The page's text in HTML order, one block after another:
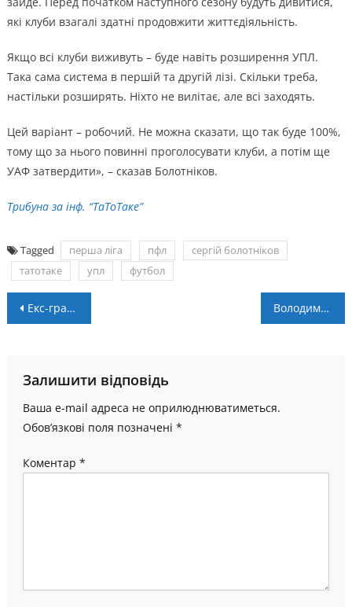
які клуби взагалі здатні продовжити життєдіяльність.
Якщо всі клуби виживуть – буде навіть розширення УПЛ.
Така сама система в першій та другій лізі. Скільки треба,
настільки розширять. Ніхто не вилітає, але всі заходять.
Цей варіант – робочий. Не можна сказати, що так буде 100%,
тому що за нього повинні проголосувати клуби, а потім ще
УАФ затвердити», – сказав Болотніков.
Трибуна за інф. “ТаТоТаке”
Tagged перша ліга пфл
сергій болотніков
татотаке
упл футбол
Навігація
Екс-гравець “Прикарпаття” гратиме в Естонії Володимир Марковецький завершив сезон в NCAA
Залишити відповідь
Ваша e-mail адреса не оприлюднюватиметься.
Обов’язкові поля позначені *
Коментар *